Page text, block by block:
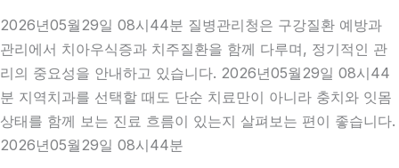
2026년05월29일 08시44분 질병관리청은 구강질환 예방과
관리에서 치아우식증과 치주질환을 함께 다루며, 정기적인 관
리의 중요성을 안내하고 있습니다. 2026년05월29일 08시44
분 지역치과를 선택할 때도 단순 치료만이 아니라 충치와 잇몸
상태를 함께 보는 진료 흐름이 있는지 살펴보는 편이 좋습니다.
2026년05월29일 08시44분